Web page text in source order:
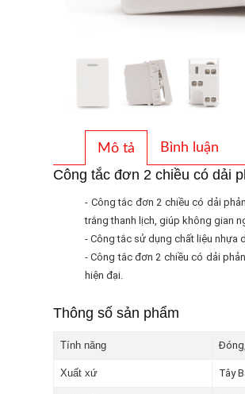
Mô tả Bình luận
Công tắc đơn 2 chiều có dải
- Công tắc đơn 2 chiều có dải
trắng thanh lịch, giúp không gian
- Công tắc sử dụng chất liệu nhựa
- Công tắc đơn 2 chiều có dải
hiện đại.
Thông số sản phẩm
Tính năng
Xuất xứ Tây